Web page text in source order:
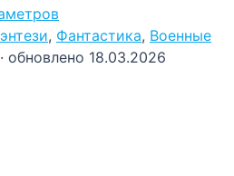
, Фантастика, Военные
· обновлено 18.03.2026